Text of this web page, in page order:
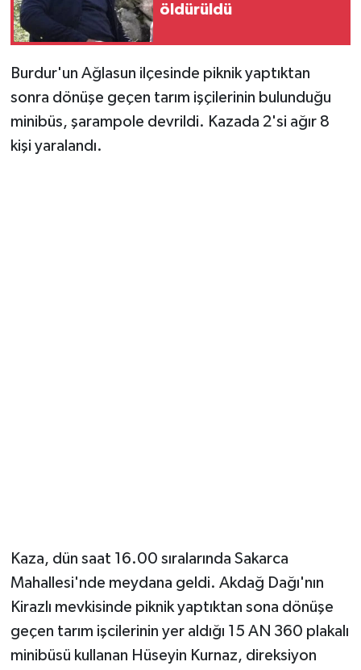
öldürüldü
Burdur'un Ağlasun ilçesinde piknik yaptıktan
sonra dönüşe geçen tarım işçilerinin bulunduğu
minibüs, şarampole devrildi. Kazada 2'si ağır 8
kişi yaralandı.
Kaza, dün saat 16.00 sıralarında Sakarca
Mahallesi'nde meydana geldi. Akdağ Dağı'nın
Kirazlı mevkisinde piknik yaptıktan sona dönüşe
geçen tarım işcilerinin yer aldığı 15 AN 360 plakalı
minibüsü kullanan Hüseyin Kurnaz, direksiyon
Siyaset
Sonsöz Özel
Spor